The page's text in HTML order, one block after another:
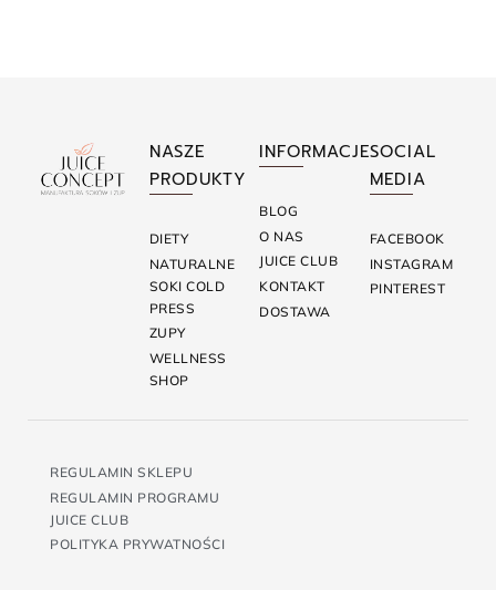
NASZE
PRODUKTY
DIETY
NATURALNE
SOKI COLD
PRESS
ZUPY
WELLNESS
SHOP
INFORMACJE
BLOG
O NAS
JUICE CLUB
KONTAKT
DOSTAWA
SOCIAL
MEDIA
FACEBOOK
INSTAGRAM
PINTEREST
REGULAMIN SKLEPU
REGULAMIN PROGRAMU
JUICE CLUB
POLITYKA PRYWATNOŚCI